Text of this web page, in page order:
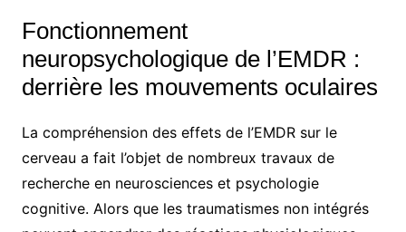
Fonctionnement
neuropsychologique de l’EMDR :
derrière les mouvements oculaires
La compréhension des effets de l’EMDR sur le
cerveau a fait l’objet de nombreux travaux de
recherche en neurosciences et psychologie
cognitive. Alors que les traumatismes non intégrés